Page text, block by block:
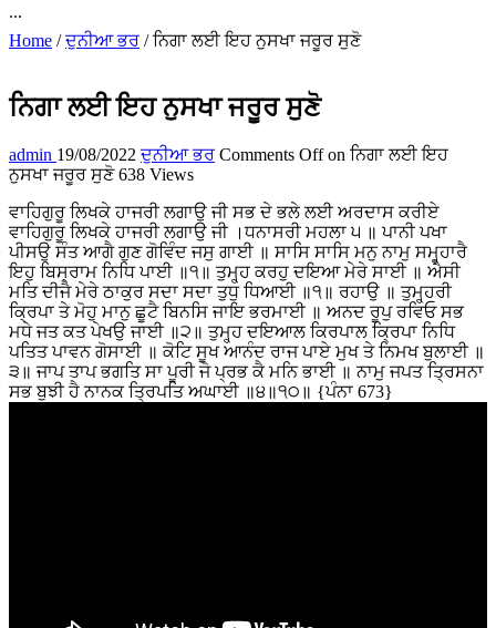
...
Home / ਦੁਨੀਆ ਭਰ / ਨਿਗਾ ਲਈ ਇਹ ਨੁਸਖਾ ਜਰੂਰ ਸੁਣੋ
ਨਿਗਾ ਲਈ ਇਹ ਨੁਸਖਾ ਜਰੂਰ ਸੁਣੋ
admin 19/08/2022 ਦੁਨੀਆ ਭਰ Comments Offon ਨਿਗਾ ਲਈ ਇਹ
ਨੁਸਖਾ ਜਰੂਰ ਸੁਣੋ 638 Views
ਵਾਹਿਗੁਰੂ ਲਿਖਕੇ ਹਾਜਰੀ ਲਗਾਉ ਜੀ ਸਭ ਦੇ ਭਲੇ ਲਈ ਅਰਦਾਸ ਕਰੀਏ
ਵਾਹਿਗੁਰੂ ਲਿਖਕੇ ਹਾਜਰੀ ਲਗਾਉ ਜੀ ।ਧਨਾਸਰੀ ਮਹਲਾ ੫ ॥ ਪਾਨੀ ਪਖਾ
ਪੀਸਉ ਸੰਤ ਆਗੈ ਗੁਣ ਗੋਵਿੰਦ ਜਸੁ ਗਾਈ ॥ ਸਾਸਿ ਸਾਸਿ ਮਨੁ ਨਾਮੁ ਸਮ੍ਹ੍ਹਾਰੈ
ਇਹੁ ਬਿਸ੍ਰਾਮ ਨਿਧਿ ਪਾਈ ॥੧॥ ਤੁਮ੍ਹ੍ਹ ਕਰਹੁ ਦਇਆ ਮੇਰੇ ਸਾਈ ॥ ਐਸੀ
ਮਤਿ ਦੀਜੈ ਮੇਰੇ ਠਾਕੁਰ ਸਦਾ ਸਦਾ ਤੁਧੁ ਧਿਆਈ ॥੧॥ ਰਹਾਉ ॥ ਤੁਮ੍ਹ੍ਹਰੀ
ਕ੍ਰਿਪਾ ਤੇ ਮੋਹੁ ਮਾਨੁ ਛੂਟੈ ਬਿਨਸਿ ਜਾਇ ਭਰਮਾਈ ॥ ਅਨਦ ਰੂਪੁ ਰਵਿਓ ਸਭ
ਮਧੇ ਜਤ ਕਤ ਪੇਖਉ ਜਾਈ ॥੨॥ ਤੁਮ੍ਹ੍ਹ ਦਇਆਲ ਕਿਰਪਾਲ ਕ੍ਰਿਪਾ ਨਿਧਿ
ਪਤਿਤ ਪਾਵਨ ਗੋਸਾਈ ॥ ਕੋਟਿ ਸੂਖ ਆਨੰਦ ਰਾਜ ਪਾਏ ਮੁਖ ਤੇ ਨਿਮਖ ਬੁਲਾਈ ॥
੩॥ ਜਾਪ ਤਾਪ ਭਗਤਿ ਸਾ ਪੂਰੀ ਜੋ ਪ੍ਰਭ ਕੈ ਮਨਿ ਭਾਈ ॥ ਨਾਮੁ ਜਪਤ ਤ੍ਰਿਸਨਾ
ਸਭ ਬੁਝੀ ਹੈ ਨਾਨਕ ਤ੍ਰਿਪਤਿ ਅਘਾਈ ॥੪॥੧੦॥ {ਪੰਨਾ 673}